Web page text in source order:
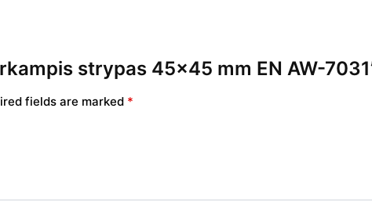
strypas 45×45 mm EN AW-
fields are marked *